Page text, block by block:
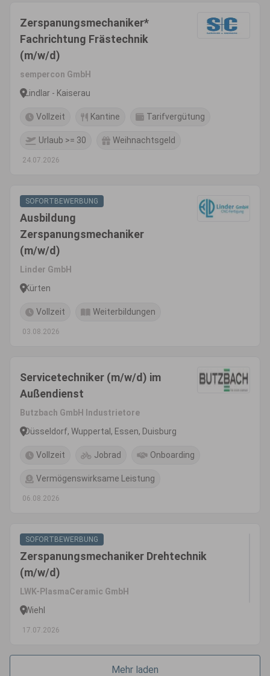
Zerspanungsmechaniker*
Fachrichtung Frästechnik
(m/w/d)
sempercon GmbH
Lindlar - Kaiserau
Vollzeit Kantine Tarifvergütung
Urlaub >= 30 Weihnachtsgeld
24.07.2026
SOFORTBEWERBUNG
Ausbildung
Zerspanungsmechaniker
(m/w/d)
Linder GmbH
Kürten
Vollzeit Weiterbildungen
03.08.2026
Servicetechniker (m/w/d) im
Außendienst
Butzbach GmbH Industrietore
Düsseldorf, Wuppertal, Essen, Duisburg
Vollzeit Jobrad Onboarding
Vermögenswirksame Leistung
06.08.2026
SOFORTBEWERBUNG
Zerspanungsmechaniker Drehtechnik
(m/w/d)
LWK-PlasmaCeramic GmbH
Wiehl
17.07.2026
Mehr laden